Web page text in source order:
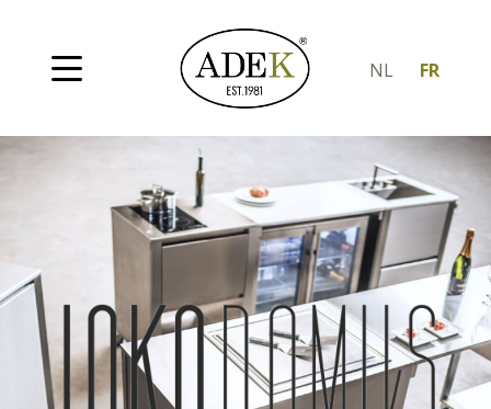
NL FR